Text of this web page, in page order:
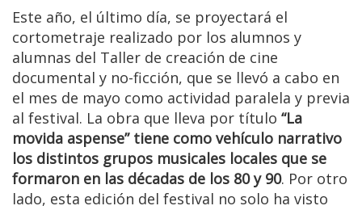
Este año, el último día, se proyectará el
cortometraje realizado por los alumnos y
alumnas del Taller de creación de cine
documental y no-ficción, que se llevó a cabo en
el mes de mayo como actividad paralela y previa
al festival. La obra que lleva por título “La
movida aspense” tiene como vehículo narrativo
los distintos grupos musicales locales que se
formaron en las décadas de los 80 y 90. Por otro
lado, esta edición del festival no solo ha visto